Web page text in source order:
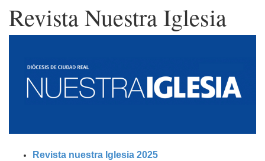
Revista Nuestra Iglesia
Revista nuestra Iglesia 2025